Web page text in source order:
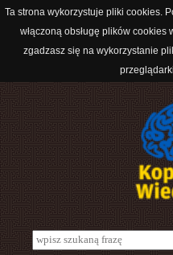
Ta strona wykorzystuje pliki cookies.
włączoną obsługę plików
zgadzasz się na wykorzystanie